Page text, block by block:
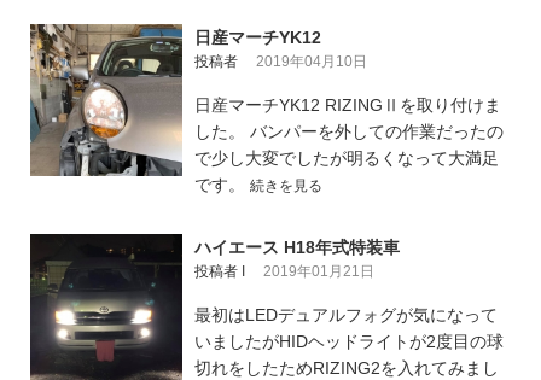
日産マーチYK12
投稿者 2019年04月10日
日産マーチYK12 RIZINGⅡを取り付けま
した。 バンパーを外しての作業だったの
で少し大変でしたが明るくなって大満足
です。 続きを見る
ハイエース H18年式特装車
投稿者 I 2019年01月21日
最初はLEDデュアルフォグが気になって
いましたがHIDヘッドライトが2度目の球
切れをしたためRIZING2を入れてみまし